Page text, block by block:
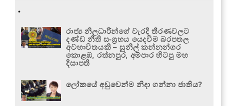
.
රාජ්‍ය නිලධාරීන්ගේ වැරදි තීරණවලට
දණ්ඩ නීති සංග්‍රහය යෙදවීම බරපතල
අවභාවිතයකි – සුනිල් කන්නන්ගර
කොළඹ, රත්නපුර, අම්පාර හිටපු මහ
දිසාපති
ලෝකයේ අඩුවෙන්ම නිදා ගන්නා ජාතිය?